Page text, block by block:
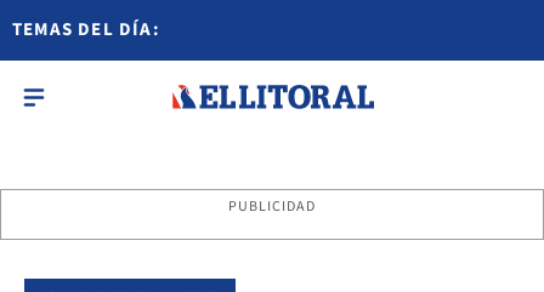
TEMAS DEL DÍA:
PUBLICIDAD